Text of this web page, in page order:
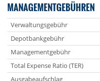
MANAGEMENTGEBÜHREN
Verwaltungsgebühr
Depotbankgebühr
Managementgebühr
Total Expense Ratio (TER)
Ausgabeaufschlag